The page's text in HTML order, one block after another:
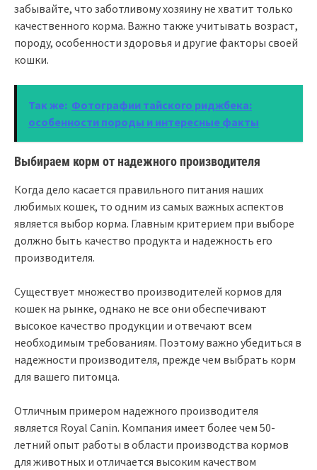
забывайте, что заботливому хозяину не хватит только
качественного корма. Важно также учитывать возраст,
породу, особенности здоровья и другие факторы своей
кошки.
Так же: Фотографии тайского риджбека:
особенности породы и интересные факты
Выбираем корм от надежного производителя
Когда дело касается правильного питания наших
любимых кошек, то одним из самых важных аспектов
является выбор корма. Главным критерием при выборе
должно быть качество продукта и надежность его
производителя.
Существует множество производителей кормов для
кошек на рынке, однако не все они обеспечивают
высокое качество продукции и отвечают всем
необходимым требованиям. Поэтому важно убедиться в
надежности производителя, прежде чем выбрать корм
для вашего питомца.
Отличным примером надежного производителя
является Royal Canin. Компания имеет более чем 50-
летний опыт работы в области производства кормов
для животных и отличается высоким качеством